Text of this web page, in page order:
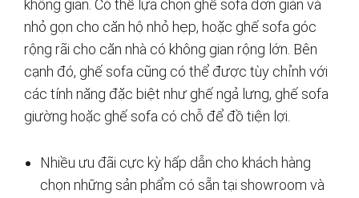
không gian. Có thể lựa chọn ghế sofa đơn giản và
nhỏ gọn cho căn hộ nhỏ hẹp, hoặc ghế sofa góc
rộng rãi cho căn nhà có không gian rộng lớn. Bên
cạnh đó, ghế sofa cũng có thể được tùy chỉnh với
các tính năng đặc biệt như ghế ngả lưng, ghế sofa
giường hoặc ghế sofa có chỗ để đồ tiện lợi.
Nhiều ưu đãi cực kỳ hấp dẫn cho khách hàng
chọn những sản phẩm có sẵn tại showroom và